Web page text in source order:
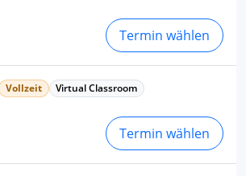
Termin wählen
Vollzeit Virtual Classroom
Termin wählen